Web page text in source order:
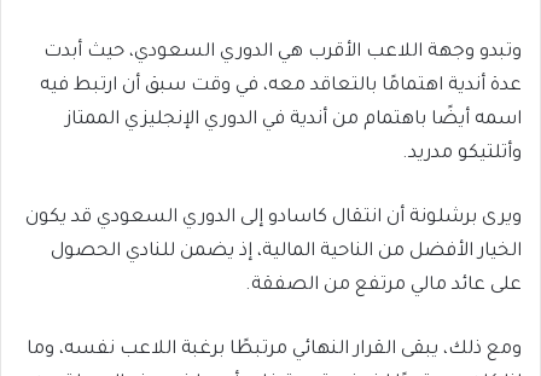
وتبدو وجهة اللاعب الأقرب هي الدوري السعودي، حيث أبدت
عدة أندية اهتمامًا بالتعاقد معه، في وقت سبق أن ارتبط فيه
اسمه أيضًا باهتمام من أندية في الدوري الإنجليزي الممتاز
وأتلتيكو مدريد.
ويرى برشلونة أن انتقال كاسادو إلى الدوري السعودي قد يكون
الخيار الأفضل من الناحية المالية، إذ يضمن للنادي الحصول
على عائد مالي مرتفع من الصفقة.
ومع ذلك، يبقى القرار النهائي مرتبطًا برغبة اللاعب نفسه، وما